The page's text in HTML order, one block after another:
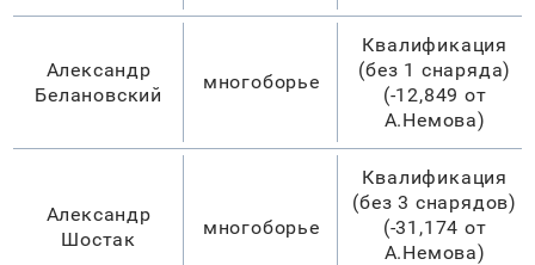
Александр
Белановский
многоборье
Квалификация
(без 1 снаряда)
(-12,849 от
А.Немова)
Александр
Шостак
многоборье
Квалификация
(без 3 снарядов)
(-31,174 от
А.Немова)